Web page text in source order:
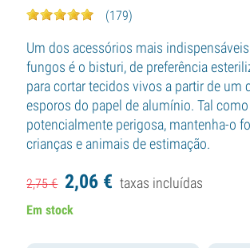
(179)
Um dos acessórios mais
fungos é o bisturi, de preferência
para cortar tecidos vivos a partir de um
esporos do papel de alumínio. Tal
potencialmente perigosa, mantenha-o
crianças e animais de estimação.
2,75€ 2,06 € taxas incluídas
Em stock